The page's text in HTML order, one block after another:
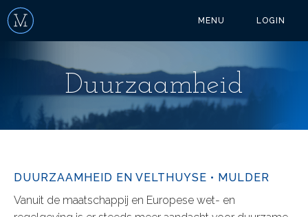
LOGIN
MENU
Duurzaamheid
DUURZAAMHEID EN VELTHUYSE • MULDER
Vanuit de maatschappij en Europese wet- en